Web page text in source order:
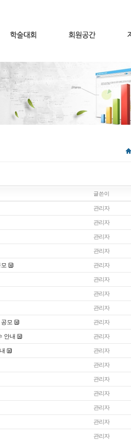
글쓴이
관리자
관리자
관리자
관리자
관리자
관리자
관리자
관리자
모 관리자
안내 관리자
관리자
관리자
관리자
관리자
관리자
관리자
관리자